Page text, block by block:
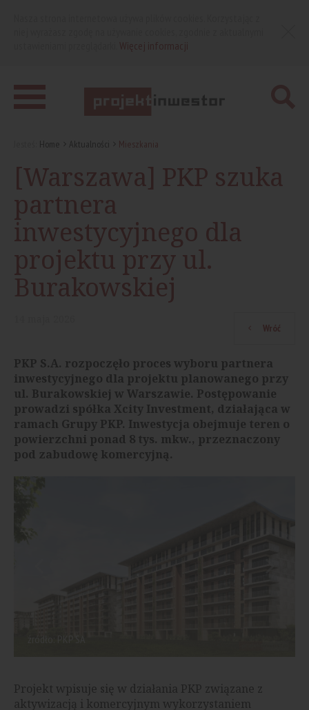
Home Aktualności Mieszkania
[Warszawa] PKP szuka
partnera
inwestycyjnego dla
projektu przy ul.
Burakowskiej
Wróć
PKP S.A. rozpoczęło proces wyboru partnera
inwestycyjnego dla projektu planowanego przy
ul. Burakowskiej w Warszawie. Postępowanie
prowadzi spółka Xcity Investment, działająca w
ramach Grupy PKP. Inwestycja obejmuje teren o
powierzchni ponad 8 tys. mkw., przeznaczony
pod zabudowę komercyjną.
Projekt wpisuje się w działania PKP związane z
aktywizacją i komercyjnym wykorzystaniem